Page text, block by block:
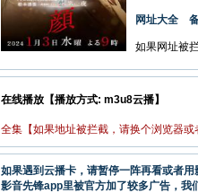
网址大全
如果网址被
在线播放【播放方式: m3u8云播】
全集【如果地址被拦截，请换个浏览器或
如果遇到云播卡，请暂停一阵再看或者用
影音先锋app里被官方加了较多广告，我